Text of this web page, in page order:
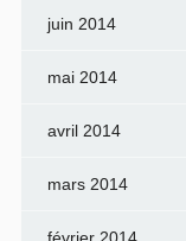
juin 2014
mai 2014
avril 2014
mars 2014